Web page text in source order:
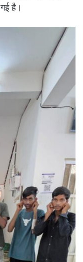
है।